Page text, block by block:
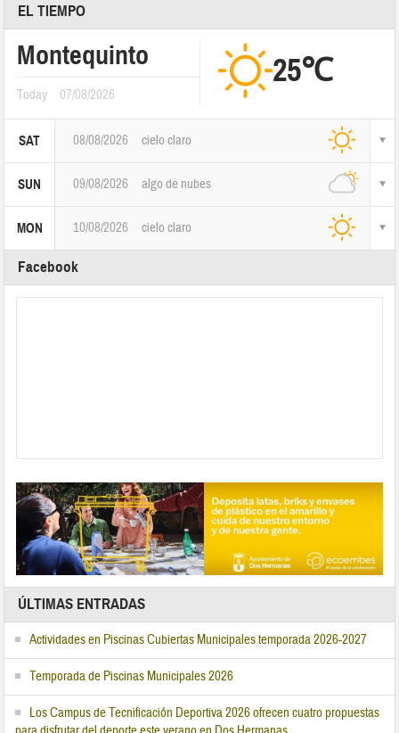
EL TIEMPO
Montequinto
Today 07/08/2026
25℃
SAT 08/08/2026 cielo claro
SUN 09/08/2026 algo de nubes
MON 10/08/2026 cielo claro
Facebook
ÚLTIMAS ENTRADAS
Actividades en Piscinas Cubiertas Municipales temporada 2026-2027
Temporada de Piscinas Municipales 2026
Los Campus de Tecnificación Deportiva 2026 ofrecen cuatro propuestas